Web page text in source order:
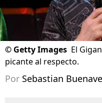
© Getty Images El
picante al respecto.
Por Sebastian